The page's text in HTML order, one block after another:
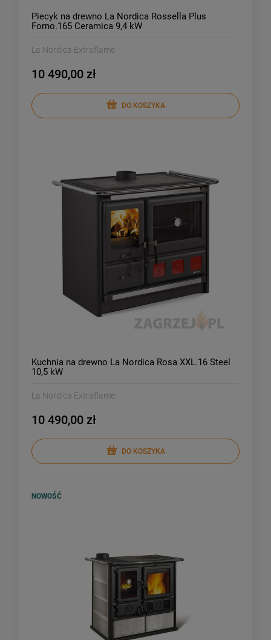
Piecyk na drewno La Nordica Rossella Plus
Forno.165 Ceramica 9,4 kW
La Nordica Extraflame
10 490,00 zł
DO KOSZYKA
Kuchnia na drewno La Nordica Rosa XXL.16 Steel
10,5 kW
La Nordica Extraflame
10 490,00 zł
DO KOSZYKA
NOWOŚĆ